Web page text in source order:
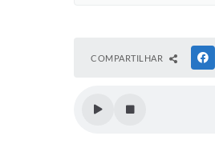
COMPARTILHAR